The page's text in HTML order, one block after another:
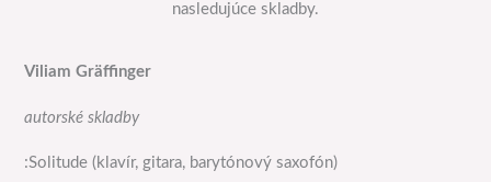
nasledujúce skladby.
Viliam Gräffinger
autorské skladby
:Solitude (klavír, gitara, barytónový saxofón)